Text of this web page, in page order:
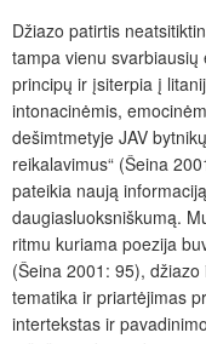
Džiazo patirtis
tampa vienu
principų ir įsiterpia į
intonacinėmis,
dešimtmetyje JAV
reikalavimus“ (Šeina
pateikia naują
daugiasluoksniškumą.
ritmu kuriama poezija
(Šeina 2001: 95),
tematika ir priartėjimas
intertekstas ir